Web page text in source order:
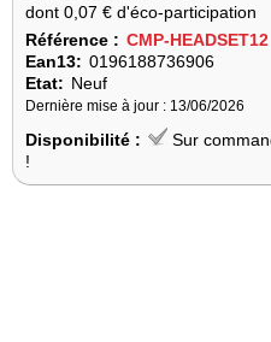
dont 0,07 € d'éco-participation
Référence : CMP-HEADSET12
Ean13: 0196188736906
Etat: Neuf
Dernière mise à jour : 13/06/2026
Disponibilité :
Sur
!